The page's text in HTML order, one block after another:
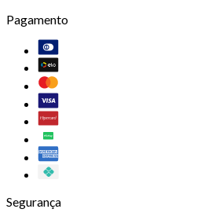
Pagamento
Segurança